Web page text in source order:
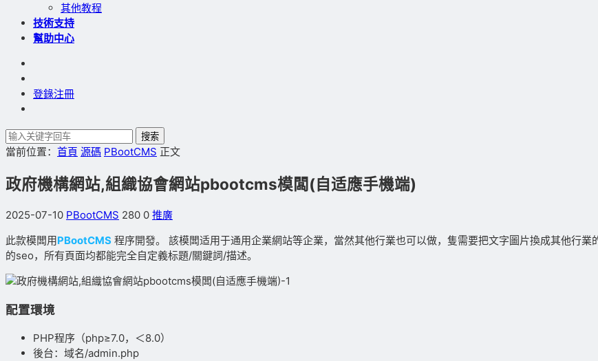
其他教程
技術支持
幫助中心
登錄注冊
搜索
當前位置： 首頁 源碼 PBootCMS 正文
政府機構網站,組織協會網站pbootcms模闆(自适應手機端)
2025-07-10 PBootCMS 280 0 推廣
此款模闆用PBootCMS 程序開發。 該模闆适用于通用企業網站等企業，當然其他行業也可以做，隻需要把文字圖片換成其他行
的seo，所有頁面均都能完全自定義标題/關鍵詞/描述。
配置環境
PHP程序（php≥7.0，＜8.0）
後台：域名/admin.php